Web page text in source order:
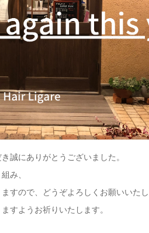
誠にありがとうございました。
み、
すので、どうぞよろしくお願いいたし
すようお祈りいたします。